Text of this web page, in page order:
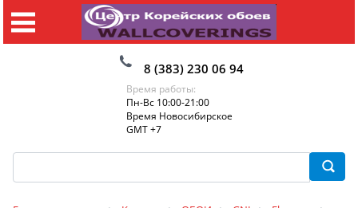
8 (383) 230 06 94
Время работы:
Пн-Вс 10:00-21:00
Время Новосибирское
GMT +7